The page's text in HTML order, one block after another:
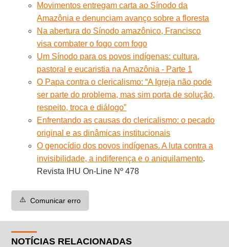
Movimentos entregam carta ao Sínodo da
Amazônia e denunciam avanço sobre a floresta
Na abertura do Sínodo amazônico, Francisco
visa combater o fogo com fogo
Um Sínodo para os povos indígenas: cultura,
pastoral e eucaristia na Amazônia - Parte 1
O Papa contra o clericalismo: “A Igreja não pode
ser parte do problema, mas sim porta de solução,
respeito, troca e diálogo”
Enfrentando as causas do clericalismo: o pecado
original e as dinâmicas institucionais
O genocídio dos povos indígenas. A luta contra a
invisibilidade, a indiferença e o aniquilamento.
Revista IHU On-Line Nº 478
⚠️ Comunicar erro
NOTÍCIAS RELACIONADAS